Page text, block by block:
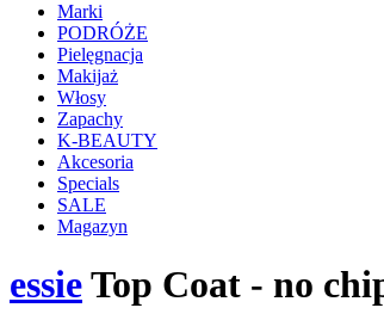
Marki
PODRÓŻE
Pielęgnacja
Makijaż
Włosy
Zapachy
K-BEAUTY
Akcesoria
Specials
SALE
Magazyn
essieTop Coat - no